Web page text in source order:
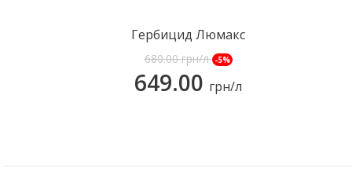
Гербицид Люмакс
680.00грн/л -5%
649.00 грн/л